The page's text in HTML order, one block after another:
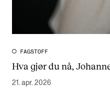
FAGSTOFF
Hva gjør du nå,
21. apr. 2026